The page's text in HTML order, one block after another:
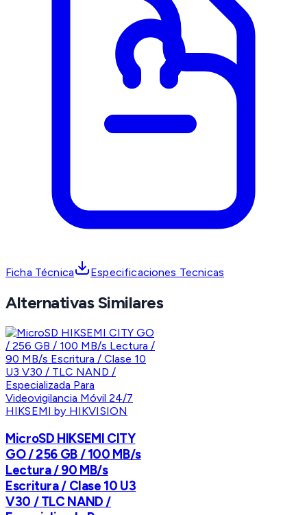
Ficha Técnica Especificaciones Tecnicas
Alternativas Similares
HIKSEMI by HIKVISION
MicroSD HIKSEMI CITY
GO / 256 GB / 100 MB/s
Lectura / 90 MB/s
Escritura / Clase 10 U3
V30 / TLC NAND /